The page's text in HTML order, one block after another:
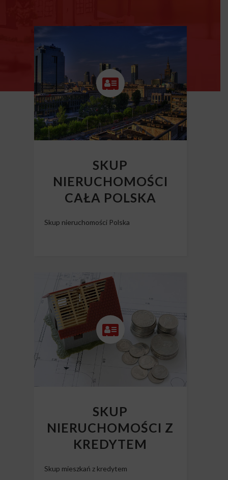
SKUP
NIERUCHOMOŚCI
CAŁA POLSKA
Skup nieruchomości Polska
SKUP
NIERUCHOMOŚCI Z
KREDYTEM
Skup mieszkań z kredytem